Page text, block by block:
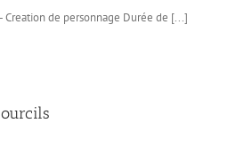
Creation de personnage Durée de [...]